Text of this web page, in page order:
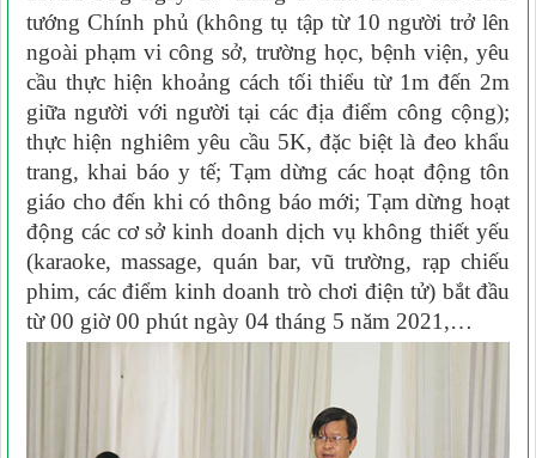
tướng Chính phủ (không tụ tập từ 10 người trở lên
ngoài phạm vi công sở, trường học, bệnh viện, yêu
cầu thực hiện khoảng cách tối thiểu từ 1m đến 2m
giữa người với người tại các địa điểm công cộng);
thực hiện nghiêm yêu cầu 5K, đặc biệt là đeo khẩu
trang, khai báo y tế; Tạm dừng các hoạt động tôn
giáo cho đến khi có thông báo mới; Tạm dừng hoạt
động các cơ sở kinh doanh dịch vụ không thiết yếu
(karaoke, massage, quán bar, vũ trường, rạp chiếu
phim, các điểm kinh doanh trò chơi điện tử) bắt đầu
từ 00 giờ 00 phút ngày 04 tháng 5 năm 2021,…